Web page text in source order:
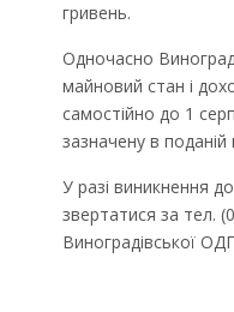
гривень.
Одночасно
майновий стан і
самостійно до 1
зазначену в поданій
У разі виникнення
звертатися за тел.
Виноградівської